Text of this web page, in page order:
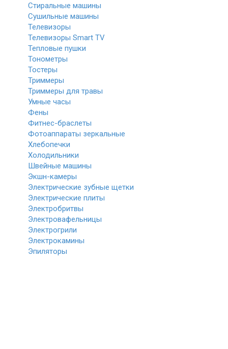
Стиральные машины
Сушильные машины
Телевизоры
Телевизоры Smart TV
Тепловые пушки
Тонометры
Тостеры
Триммеры
Триммеры для травы
Умные часы
Фены
Фитнес-браслеты
Фотоаппараты зеркальные
Хлебопечки
Холодильники
Швейные машины
Экшн-камеры
Электрические зубные щетки
Электрические плиты
Электробритвы
Электровафельницы
Электрогрили
Электрокамины
Эпиляторы